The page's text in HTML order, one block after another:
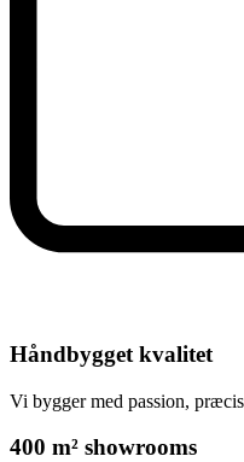
Håndbygget kvalitet
Vi bygger med passion,
400 m² showrooms